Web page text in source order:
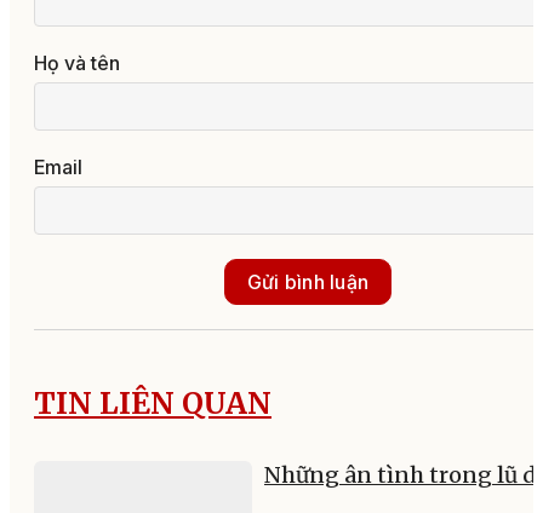
Họ và tên
Email
Gửi bình luận
TIN LIÊN QUAN
Những ân tình trong lũ